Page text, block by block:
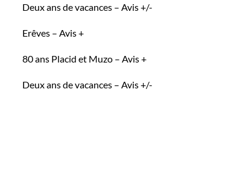
Deux ans de vacances – Avis +/-
Erêves – Avis +
80 ans Placid et Muzo – Avis +
Deux ans de vacances – Avis +/-